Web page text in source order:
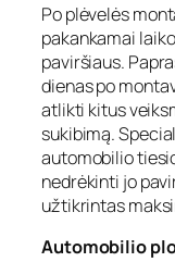
Po plėvelės
pakankamai
paviršiaus.
dienas po
atlikti kitus
sukibimą.
automobilio
nedrėkinti jo
užtikrintas
Automobilio